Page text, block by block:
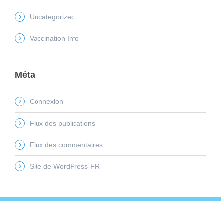
Uncategorized
Vaccination Info
Méta
Connexion
Flux des publications
Flux des commentaires
Site de WordPress-FR